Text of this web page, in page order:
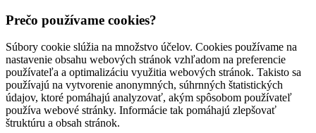
Prečo používame cookies?
Súbory cookie slúžia na množstvo účelov. Cookies používame na
nastavenie obsahu webových stránok vzhľadom na preferencie
používateľa a optimalizáciu využitia webových stránok. Takisto sa
používajú na vytvorenie anonymných, súhrnných štatistických
údajov, ktoré pomáhajú analyzovať, akým spôsobom používateľ
používa webové stránky. Informácie tak pomáhajú zlepšovať
štruktúru a obsah stránok.